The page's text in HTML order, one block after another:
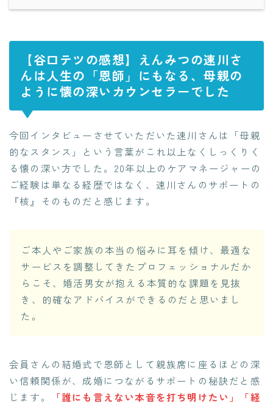
【谷口テツの感想】えんみつの速川さ
んは人生の「恩師」にもなる、母親の
ように懐の深いカウンセラーでした
今回インタビューさせていただいた速川さんは「母親
的なスタンス」という言葉がこれ以上なくしっくりく
る懐の深い方でした。20年以上のケアマネージャーの
ご経験は単なる経歴ではなく、速川さんのサポートの
『核』そのものだと感じます。
ご本人やご家族の本当の悩みに耳を傾け、最適な
サービスを調整してきたプロフェッショナルだか
らこそ、婚活男女が抱える本質的な課題を見抜
き、的確なアドバイスができるのだと思いまし
た。
会員さんの結婚式で恩師として親族席に座るほどの深
い信頼関係が、成婚につながるサポートの秘訣だと感
じます。
「誰にも言えない本音を打ち明けたい」「経